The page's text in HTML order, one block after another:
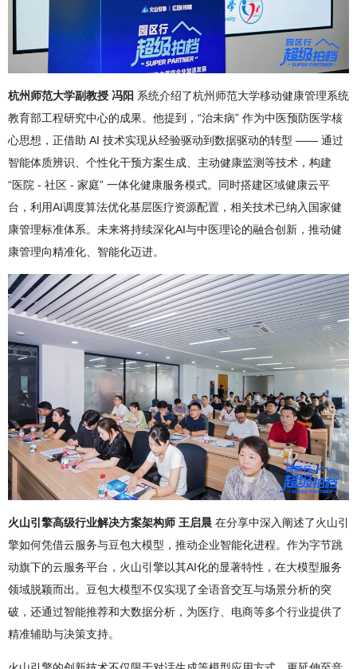
杭州师范大学副教授 冯阳 系统介绍了杭州师范大学移动健康管理系统
教育部工程研究中心的成果。他提到，“治未病” 作为中医预防医学核
心思想，正借助 AI 技术实现从经验驱动到数据驱动的转型 —— 通过
智能体质辨识、个性化干预方案生成、主动健康监测等技术，构建
“医院 - 社区 - 家庭” 一体化健康服务模式。同时搭建区域健康云平
台，利用AI调度算法优化基层医疗资源配置，相关技术已纳入国家健
康管理标准体系。未来将持续深化AI与中医理论的融合创新，推动健
康管理向精准化、智能化迈进。
火山引擎高级行业解决方案架构师 王启晨 在分享中深入阐述了火山引
擎如何凭借云服务与豆包大模型，推动企业智能化进程。作为字节跳
动旗下的云服务平台，火山引擎以其AI化的显著特性，在大模型服务
领域脱颖而出。豆包大模型不仅实现了全语音交互与场景分析的突
破，还通过智能推荐和大数据分析，为医疗、电商等多个行业提供了
精准辅助与决策支持。